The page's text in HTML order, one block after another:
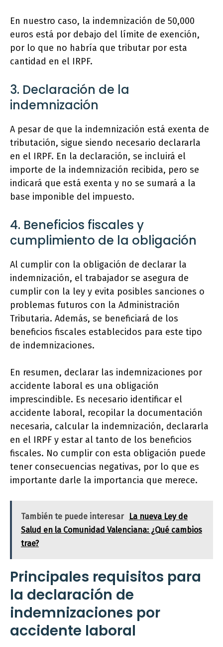
En nuestro caso, la indemnización de 50,000
euros está por debajo del límite de exención,
por lo que no habría que tributar por esta
cantidad en el IRPF.
3. Declaración de la
indemnización
A pesar de que la indemnización está exenta de
tributación, sigue siendo necesario declararla
en el IRPF. En la declaración, se incluirá el
importe de la indemnización recibida, pero se
indicará que está exenta y no se sumará a la
base imponible del impuesto.
4. Beneficios fiscales y
cumplimiento de la obligación
Al cumplir con la obligación de declarar la
indemnización, el trabajador se asegura de
cumplir con la ley y evita posibles sanciones o
problemas futuros con la Administración
Tributaria. Además, se beneficiará de los
beneficios fiscales establecidos para este tipo
de indemnizaciones.
En resumen, declarar las indemnizaciones por
accidente laboral es una obligación
imprescindible. Es necesario identificar el
accidente laboral, recopilar la documentación
necesaria, calcular la indemnización, declararla
en el IRPF y estar al tanto de los beneficios
fiscales. No cumplir con esta obligación puede
tener consecuencias negativas, por lo que es
importante darle la importancia que merece.
También te puede interesar
La nueva Ley de
Salud en la Comunidad Valenciana: ¿Qué cambios
trae?
Principales requisitos para
la declaración de
indemnizaciones por
accidente laboral